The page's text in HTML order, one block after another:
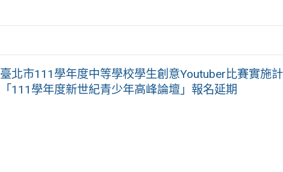
臺北市111學年度中等學校學生創意Youtuber比賽實施
「111學年度新世紀青少年高峰論壇」報名延期